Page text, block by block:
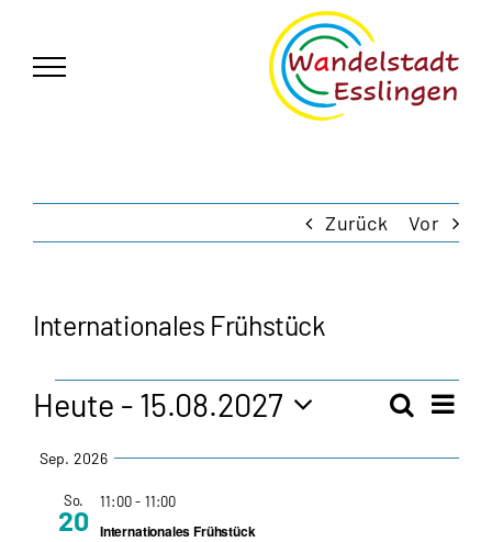
springen
Zurück Vor
Internationales Frühstück
Veranstaltungen Suche
Heute - 15.08.2027
auswählen.
Sep. 2026
So.
20
11:00- 11:00
Internationales Frühstück